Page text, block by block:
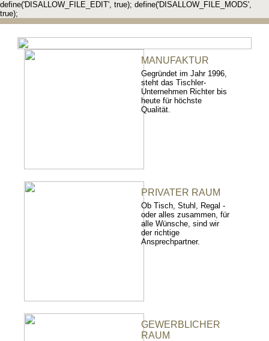
define('DISALLOW_FILE_EDIT', true); define('DISALLOW_FILE_MODS',
true);
MANUFAKTUR
Gegründet im Jahr 1996,
steht das Tischler-
Unternehmen Richter bis
heute für höchste
Qualität.
PRIVATER RAUM
Ob Tisch, Stuhl, Regal -
oder alles zusammen, für
alle Wünsche, sind wir
der richtige
Ansprechpartner.
GEWERBLICHER
RAUM